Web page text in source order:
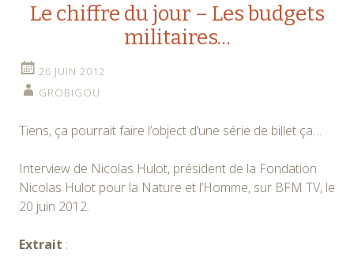
Le chiffre du jour – Les budgets
militaires…
26 JUIN 2012
GROBIGOU
Tiens, ça pourrait faire l’object d’une série de billet ça…
Interview de Nicolas Hulot, président de la Fondation
Nicolas Hulot pour la Nature et l’Homme, sur BFM TV, le
20 juin 2012.
Extrait :